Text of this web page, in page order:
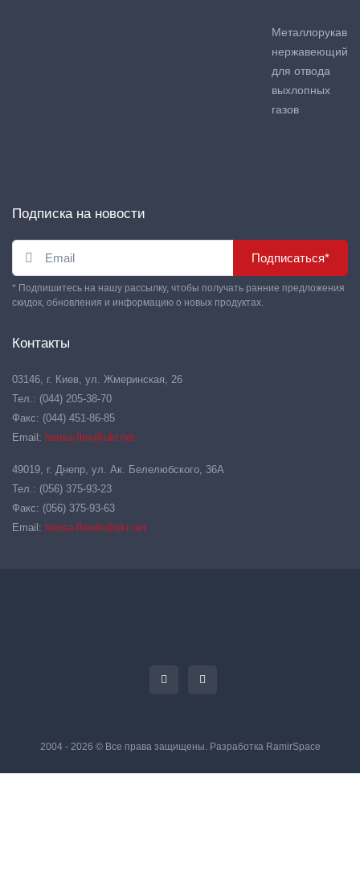
Металлорукав
нержавеющий
для отвода
выхлопных
газов
Подписка на новости
Подписаться*
* Подпишитесь на нашу рассылку, чтобы получать ранние предложения
скидок, обновления и информацию о новых продуктах.
Контакты
03146, г. Киев, ул. Жмеринская, 26
Тел.: (044) 205-38-70
Факс: (044) 451-86-85
Email: hansa-flex@ukr.net
49019, г. Днепр, ул. Ак. Белелюбского, 36А
Тел.: (056) 375-93-23
Факс: (056) 375-93-63
Email: hansa-flexdn@ukr.net
2004 - 2026 © Все права защищены. Разработка RamirSpace